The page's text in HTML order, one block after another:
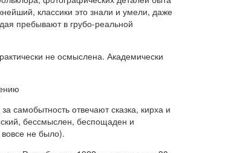
классики это знали и умели, даже
пребывают в грубо-реальной
не осмыслена. Академически
отвечают сказка, кирха и
бессмыслен, беспощаден и
не было).